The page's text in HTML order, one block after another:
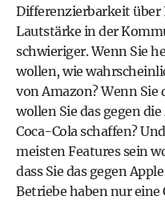
Differenzierbarkeit über
Lautstärke in der
schwieriger. Wenn Sie
wollen, wie
von Amazon? Wenn Sie
wollen Sie das gegen
Coca-Cola schaffen?
meisten Features sein
dass Sie das gegen
Betriebe haben nur eine